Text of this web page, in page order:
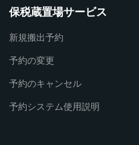
保税蔵置場サービス
新規搬出予約
予約の変更
予約のキャンセル
予約システム使用説明